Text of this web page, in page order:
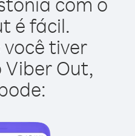
é fácil.
tiver
Out,